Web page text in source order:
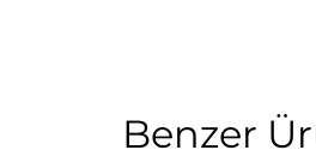
Benzer